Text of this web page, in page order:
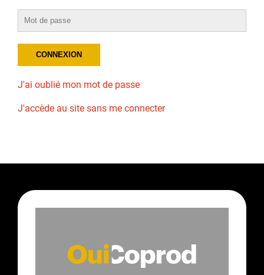
J'ai oublié mon mot de passe
J'accède au site sans me connecter